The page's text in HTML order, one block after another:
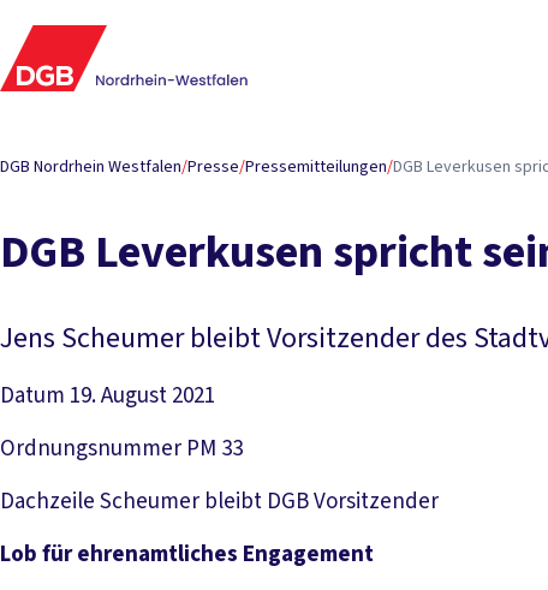
DGB Nordrhein Westfalen/Presse/Pressemitteilungen/DGB Leverkusen
DGB Leverkusen spricht
Jens Scheumer bleibt Vorsitzender des
Datum 19. August 2021
Ordnungsnummer PM 33
DachzeileScheumer bleibt DGB Vorsitzender
Lob für ehrenamtliches Engagement